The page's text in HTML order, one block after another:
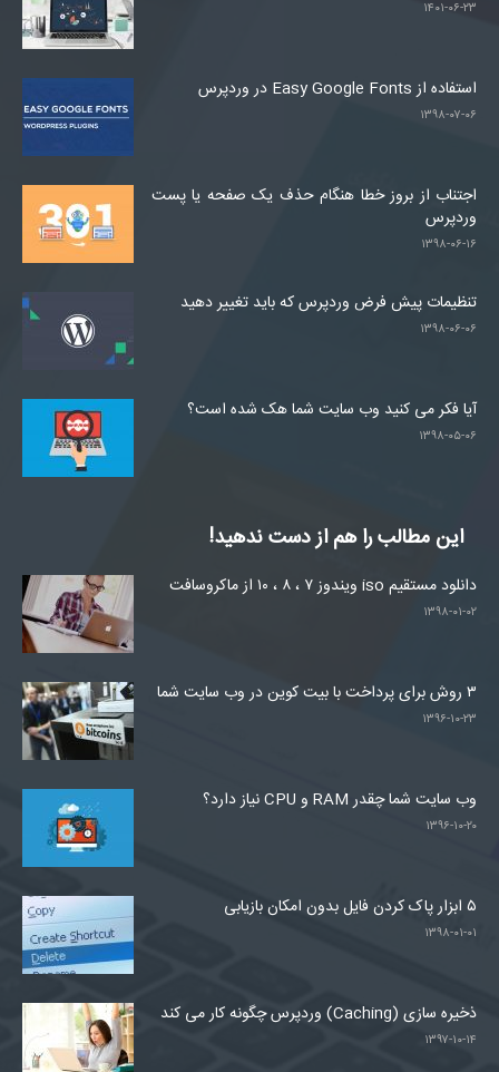
۱۴۰۱-۰۶-۲۳
استفاده از Easy Google Fonts در وردپرس
۱۳۹۸-۰۷-۰۶
اجتناب از بروز خطا هنگام حذف یک صفحه یا پست
وردپرس
۱۳۹۸-۰۶-۱۶
تنظیمات پیش فرض وردپرس که باید تغییر دهید
۱۳۹۸-۰۶-۰۶
آیا فکر می کنید وب سایت شما هک شده است؟
۱۳۹۸-۰۵-۰۶
این مطالب را هم از دست ندهید!
دانلود مستقیم iso ویندوز ۷ ، ۸ ، ۱۰ از ماکروسافت
۱۳۹۸-۰۱-۰۲
۳ روش برای پرداخت با بیت کوین در وب سایت شما
۱۳۹۶-۱۰-۲۳
وب سایت شما چقدر RAM و CPU نیاز دارد؟
۱۳۹۶-۱۰-۲۰
۵ ابزار پاک کردن فایل بدون امکان بازیابی
۱۳۹۸-۰۱-۰۱
ذخیره سازی (Caching) وردپرس چگونه کار می کند
۱۳۹۷-۱۰-۱۴